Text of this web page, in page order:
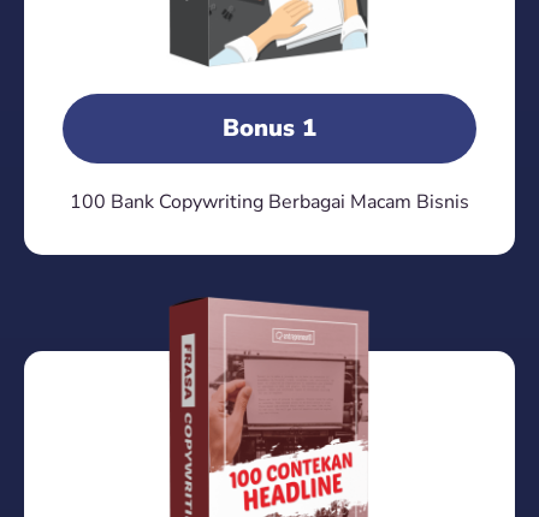
Bonus 1
100 Bank Copywriting Berbagai Macam Bisnis